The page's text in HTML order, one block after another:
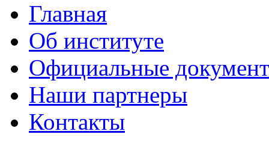
Главная
Об институте
Официальные
Наши партнеры
Контакты